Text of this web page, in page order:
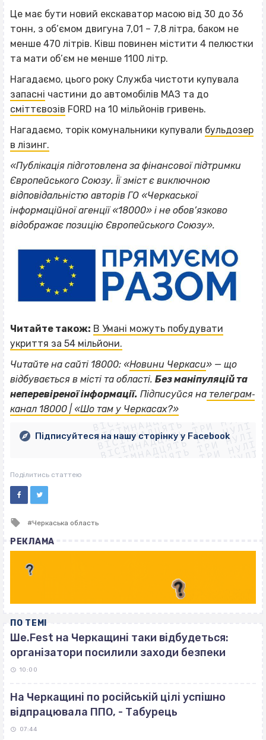
Це має бути новий екскаватор масою від 30 до 36
тонн, з об’ємом двигуна 7,01 – 7,8 літра, баком не
менше 470 літрів. Ківш повинен містити 4 пелюстки
та мати об’єм не менше 1100 літр.
Нагадаємо, цього року Служба чистоти купувала
запасні частини до автомобілів МАЗ та до
сміттєвозів FORD на 10 мільйонів гривень.
Нагадаємо, торік комунальники купували бульдозер
в лізинг.
«Публікація підготовлена за фінансової підтримки
Європейського Союзу. Її зміст є виключною
відповідальністю авторів ГО «Черкаської
інформаційної агенції «18000» і не обов’язково
відображає позицію Європейського Союзу».
Читайте також: В Умані можуть побудувати
укриття за 54 мільйони.
Читайте на сайті 18000: «Новини Черкаси» — що
відбувається в місті та області. Без маніпуляцій та
неперевіреної інформації. Підписуйся на телеграм‐
канал 18000 | «Шо там у Черкасах?»
ВІСІМНАДЦЯТЬ ТРИ НУЛІ
ВІСІМНАДЦЯТЬ ТРИ НУЛІ
ВІСІМНАДЦЯТЬ ТРИ НУЛІ
ВІСІМНАДЦЯТЬ ТРИ НУЛІ
ВІСІМНАДЦЯТЬ ТРИ НУЛІ
ВІСІМНАДЦЯТЬ ТРИ НУЛІ
ВІСІМНАДЦЯТЬ ТРИ НУЛІ
ВІСІМНАДЦЯТЬ ТРИ НУЛІ
Підписуйтеся на нашу сторінку у Facebook
Поділитись статтею
Tagged
Черкаська область
РЕКЛАМА
ПО ТЕМІ
Ше.Fest на Черкащині таки відбудеться:
організатори посилили заходи безпеки
10:00
На Черкащині по російській цілі успішно
відпрацювала ППО, - Табурець
07:44